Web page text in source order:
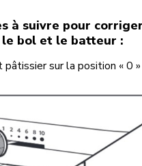
à suivre pour corriger
le bol et le batteur :
pâtissier sur la position « 0